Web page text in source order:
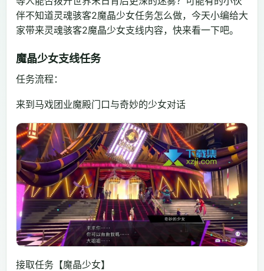
伴不知道灵魂骇客2魔晶少女任务怎么做，今天小编给大
家带来灵魂骇客2魔晶少女支线内容，快来看一下吧。
魔晶少女支线任务
任务流程：
来到马戏团业魔殿门口与奇妙的少女对话
接取任务【魔晶少女】